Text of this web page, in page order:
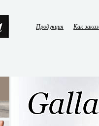
Продукция Как